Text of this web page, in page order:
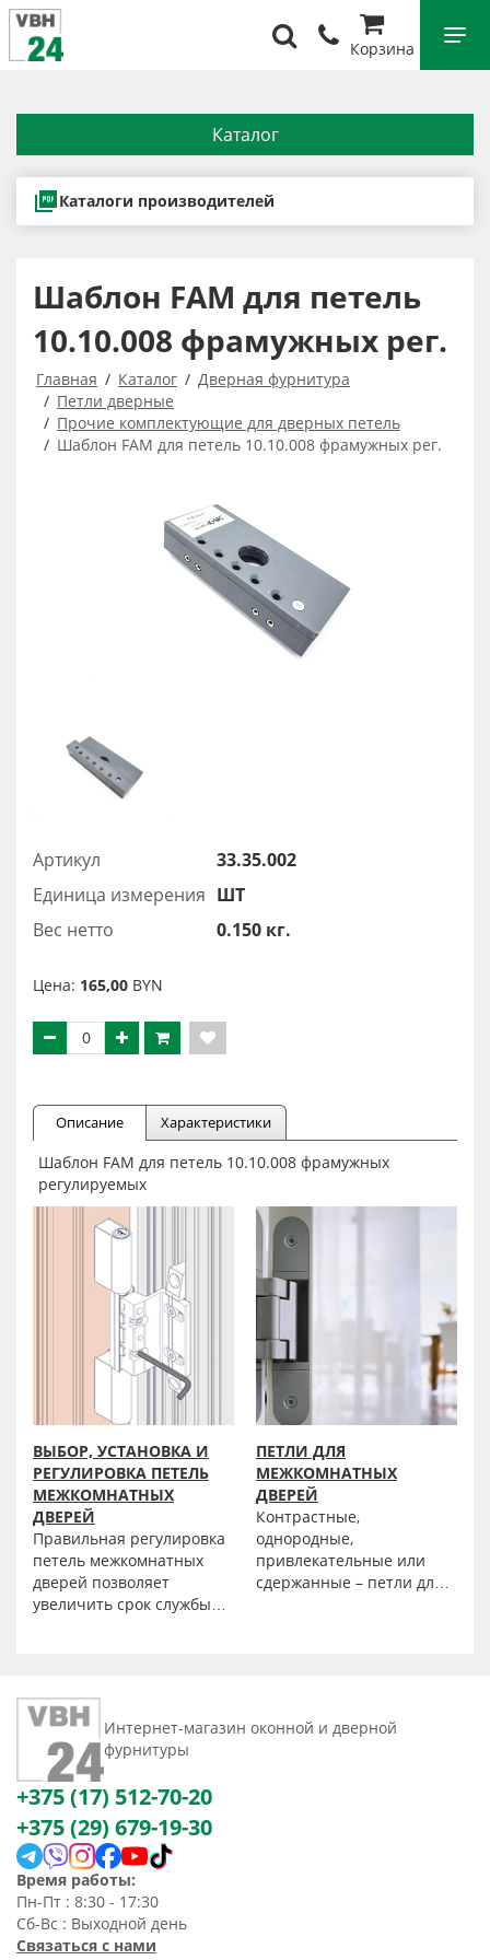
Корзина
Каталог
Каталоги производителей
Шаблон FAM для петель
10.10.008 фрамужных рег.
Главная Каталог
Дверная фурнитура
Петли дверные
Прочие комплектующие для дверных петель
Шаблон FAM для петель 10.10.008 фрамужных рег.
Артикул
33.35.002
Единица измерения ШТ
Вес нетто
0.150 кг.
Цена: 165,00 BYN
Описание Характеристики
Шаблон FAM для петель 10.10.008 фрамужных
регулируемых
ВЫБОР, УСТАНОВКА И
РЕГУЛИРОВКА ПЕТЕЛЬ
МЕЖКОМНАТНЫХ
ДВЕРЕЙ
Правильная регулировка
петель межкомнатных
дверей позволяет
увеличить срок службы
неравномерной нагрузки
из-за перекосов и
напряжения при
открывании-закрывании.
ПЕТЛИ ДЛЯ
МЕЖКОМНАТНЫХ
ДВЕРЕЙ
Контрастные,
однородные,
привлекательные или
сдержанные – петли для
выбор. Мы предлагаем
Интернет-магазин оконной и дверной
фурнитуры
+375 (17) 512-70-20
+375 (29) 679-19-30
Время работы:
Пн-Пт : 8:30 - 17:30
Сб-Вс : Выходной день
Связаться с нами